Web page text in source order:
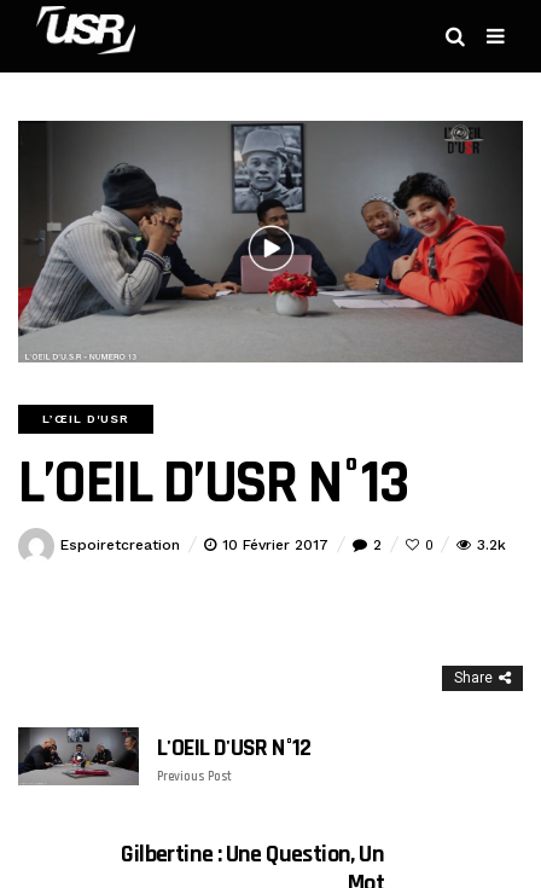
L’ŒIL D'USR
L’OEIL D’USR N°13
Espoiretcreation 10 Février 2017 2 0 3.2k
Share
L'OEIL D'USR N°12
Previous Post
Gilbertine : Une Question, Un